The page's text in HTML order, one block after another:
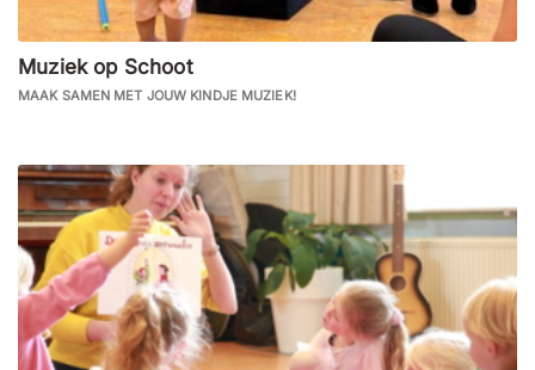
Muziek op Schoot
MAAK SAMEN MET JOUW KINDJE MUZIEK!